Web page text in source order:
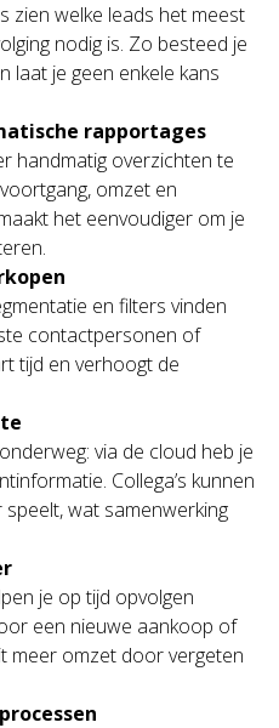
zien welke leads het meest
nodig is. Zo besteed je
laat je geen enkele kans
rapportages
handmatig overzichten te
omzet en
het eenvoudiger om je
en filters vinden
contactpersonen of
tijd en verhoogt de
via de cloud heb je
Collega’s kunnen
wat samenwerking
je op tijd opvolgen
een nieuwe aankoop of
meer omzet door vergeten